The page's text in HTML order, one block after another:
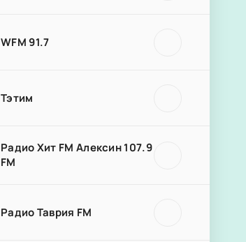
WFM 91.7
Тэтим
Радио Хит FM Алексин 107.9
FM
Радио Таврия FM